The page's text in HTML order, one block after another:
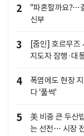
2
"파혼할까요?…
신부
3
[줌인] 호르무즈
지도자 잠행·대
4
폭염에도 현장
다 '풀썩'
5
美 비중 큰 두산
는 선전… 시장